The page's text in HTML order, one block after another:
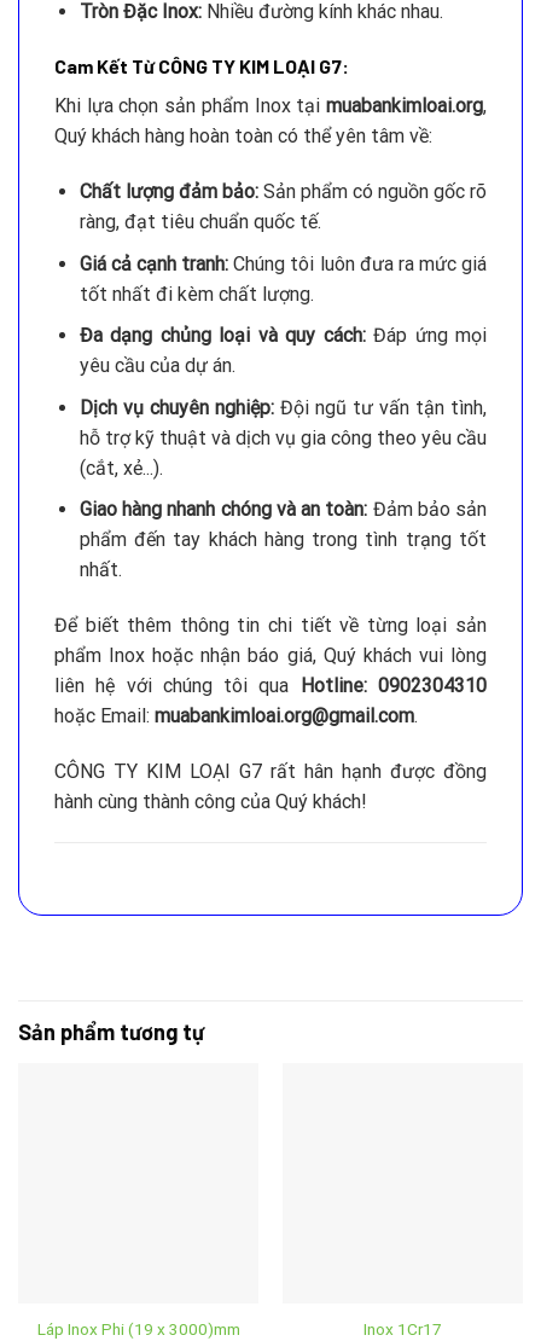
Tròn Đặc Inox:Nhiều đường kính khác nhau.
Cam Kết Từ CÔNG TY KIM LOẠI G7:
Khi lựa chọn sản phẩm Inox tại muabankimloai.org,
Quý khách hàng hoàn toàn có thể yên tâm về:
Chất lượng đảm bảo:Sản phẩm có nguồn gốc rõ
ràng, đạt tiêu chuẩn quốc tế.
Giá cả cạnh tranh: Chúng tôi luôn đưa ra mức giá
tốt nhất đi kèm chất lượng.
Đa dạng chủng loại và quy cách:Đáp ứng mọi
yêu cầu của dự án.
Dịch vụ chuyên nghiệp:Đội ngũ tư vấn tận tình,
hỗ trợ kỹ thuật và dịch vụ gia công theo yêu cầu
(cắt, xẻ...).
Giao hàng nhanh chóng và an toàn: Đảm bảo sản
phẩm đến tay khách hàng trong tình trạng tốt
nhất.
Để biết thêm thông tin chi tiết về từng loại sản
phẩm Inox hoặc nhận báo giá, Quý khách vui lòng
liên hệ với chúng tôi qua
Hotline: 0902304310
hoặc Email: muabankimloai.org@gmail.com.
CÔNG TY KIM LOẠI G7 rất hân hạnh được đồng
hành cùng thành công của Quý khách!
Sản phẩm tương tự
Láp Inox Phi (19 x 3000)mm Inox 1Cr17